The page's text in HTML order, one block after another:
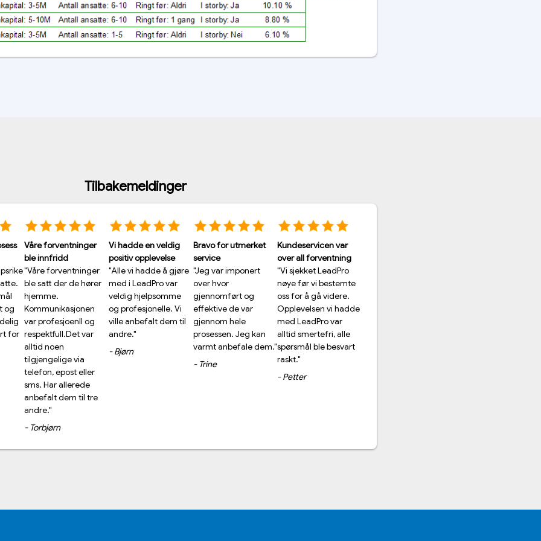
Tilbakemeldinger
og
Vi hadde en veldig
positiv opplevelse
"Alle vi hadde å gjøre
med i LeadPro var
veldig hjelpsomme
og profesjonelle. Vi
ville anbefalt dem til
andre."
- Bjørn
Bravo for utmerket
service
"Jeg var imponert
over hvor
gjennomført og
effektive de var
gjennom hele
prosessen. Jeg kan
varmt anbefale
dem."
Kundeservicen var
over all forventning
"Vi sjekket LeadPro
nøye før vi bestemte
oss for å gå videre.
Opplevelsen vi hadde
med LeadPro var
alltid smertefri, alle
spørsmål ble besvart
raskt."
Veldig enkel prosess
fra start til slutt
"Veldig kunnskapsrike
og vennlige ansatte.
Alle mine spørsmål
ble godt besvart og
prosesses ble tydelig
og enkelt forklart for
meg."
- Jon